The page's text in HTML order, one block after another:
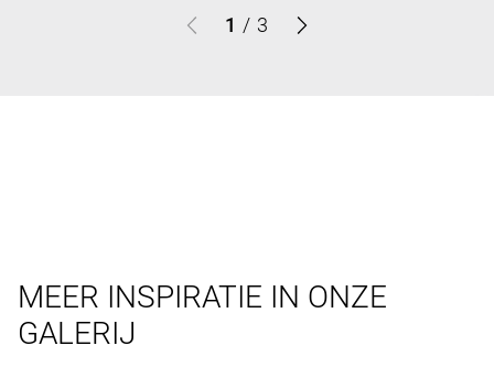
1 / 3
MEER INSPIRATIE IN ONZE
GALERIJ